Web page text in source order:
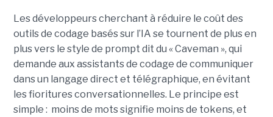
Les développeurs cherchant à réduire le coût des
outils de codage basés sur l’IA se tournent de plus en
plus vers le style de prompt dit du « Caveman », qui
demande aux assistants de codage de communiquer
dans un langage direct et télégraphique, en évitant
les fioritures conversationnelles. Le principe est
simple : moins de mots signifie moins de tokens, et